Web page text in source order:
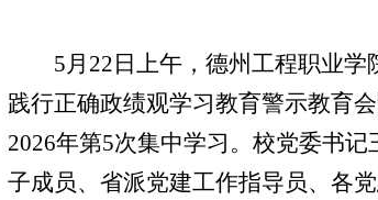
5 月 22 日上午，德州工程职业学
践行正确政绩观学习教育警示教育
2026年第5次集中学习。校党委书
子成员、省派党建工作指导员、各